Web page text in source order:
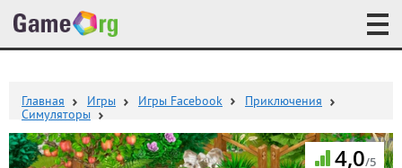
Главная Игры Игры Facebook
Приключения
Симуляторы
4,0/5